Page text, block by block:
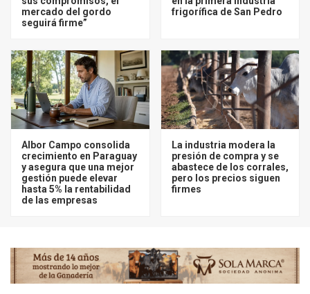
mercado del gordo
seguirá firme”
frigorífica de San Pedro
Albor Campo consolida
crecimiento en Paraguay
y asegura que una mejor
gestión puede elevar
hasta 5% la rentabilidad
de las empresas
La industria modera la
presión de compra y se
abastece de los corrales,
pero los precios siguen
firmes